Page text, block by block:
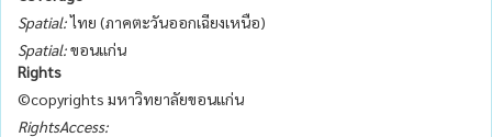
Spatial:ไทย (ภาคตะวันออกเฉียงเหนือ)
Spatial:ขอนแก่น
Rights
©copyrights มหาวิทยาลัยขอนแก่น
RightsAccess: